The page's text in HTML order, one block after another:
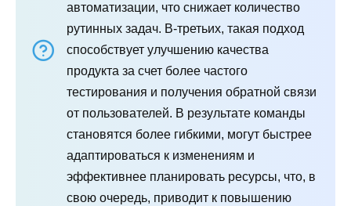
автоматизации, что снижает количество
рутинных задач. В-третьих, такая подход
способствует улучшению качества
продукта за счет более частого
тестирования и получения обратной связи
от пользователей. В результате команды
становятся более гибкими, могут быстрее
адаптироваться к изменениям и
эффективнее планировать ресурсы, что, в
свою очередь, приводит к повышению